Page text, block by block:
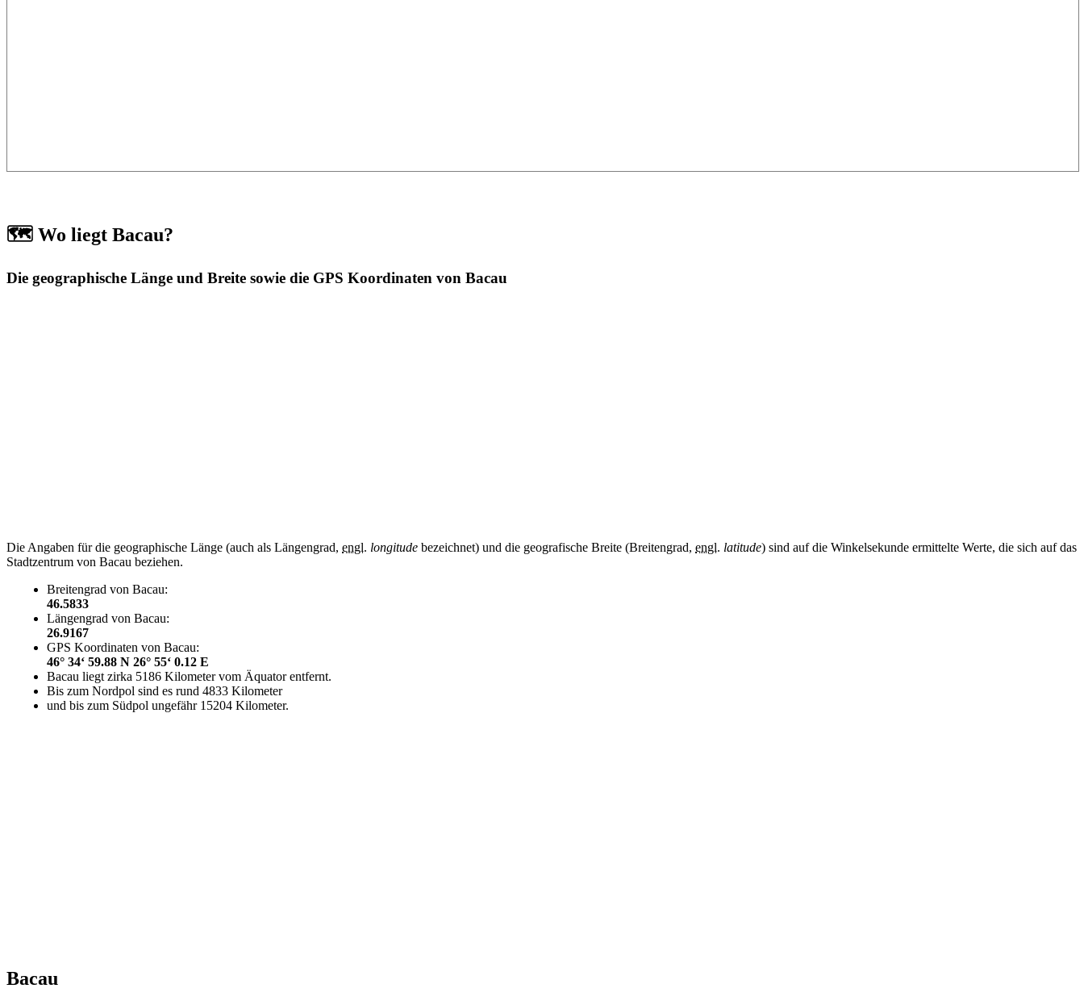
🗺️ Wo liegt Bacau?
Die geographische Länge und Breite sowie die GPS Koordinaten von Bacau
Die Angaben für die geographische Länge (auch als Längengrad, engl. longitude bezeichnet) und die geografische Breite (Breitengrad, engl. latitude) sind auf die Winkelsekunde ermittelte Werte, die sich auf das
Stadtzentrum von Bacau beziehen.
Breitengrad von Bacau:
46.5833
Längengrad von Bacau:
26.9167
GPS Koordinaten von Bacau:
46° 34‘ 59.88 N 26° 55‘ 0.12 E
Bacau liegt zirka 5186 Kilometer vom Äquator entfernt.
Bis zum Nordpol sind es rund 4833 Kilometer
und bis zum Südpol ungefähr 15204 Kilometer.
Bacau